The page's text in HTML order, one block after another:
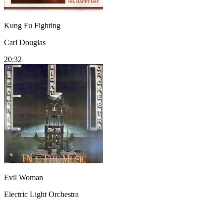
Kung Fu Fighting
Carl Douglas
20:32
Evil Woman
Electric Light Orchestra